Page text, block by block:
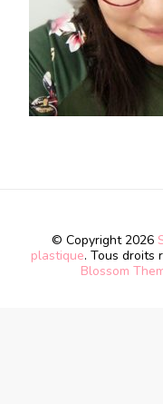
© Copyright 2026
plastique. Tous droits
Blossom